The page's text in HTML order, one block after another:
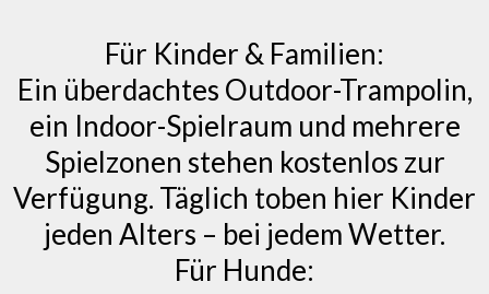
Für Kinder & Familien:
Ein überdachtes Outdoor-Trampolin,
ein Indoor-Spielraum und mehrere
Spielzonen stehen kostenlos zur
Verfügung. Täglich toben hier Kinder
jeden Alters – bei jedem Wetter.
Für Hunde: